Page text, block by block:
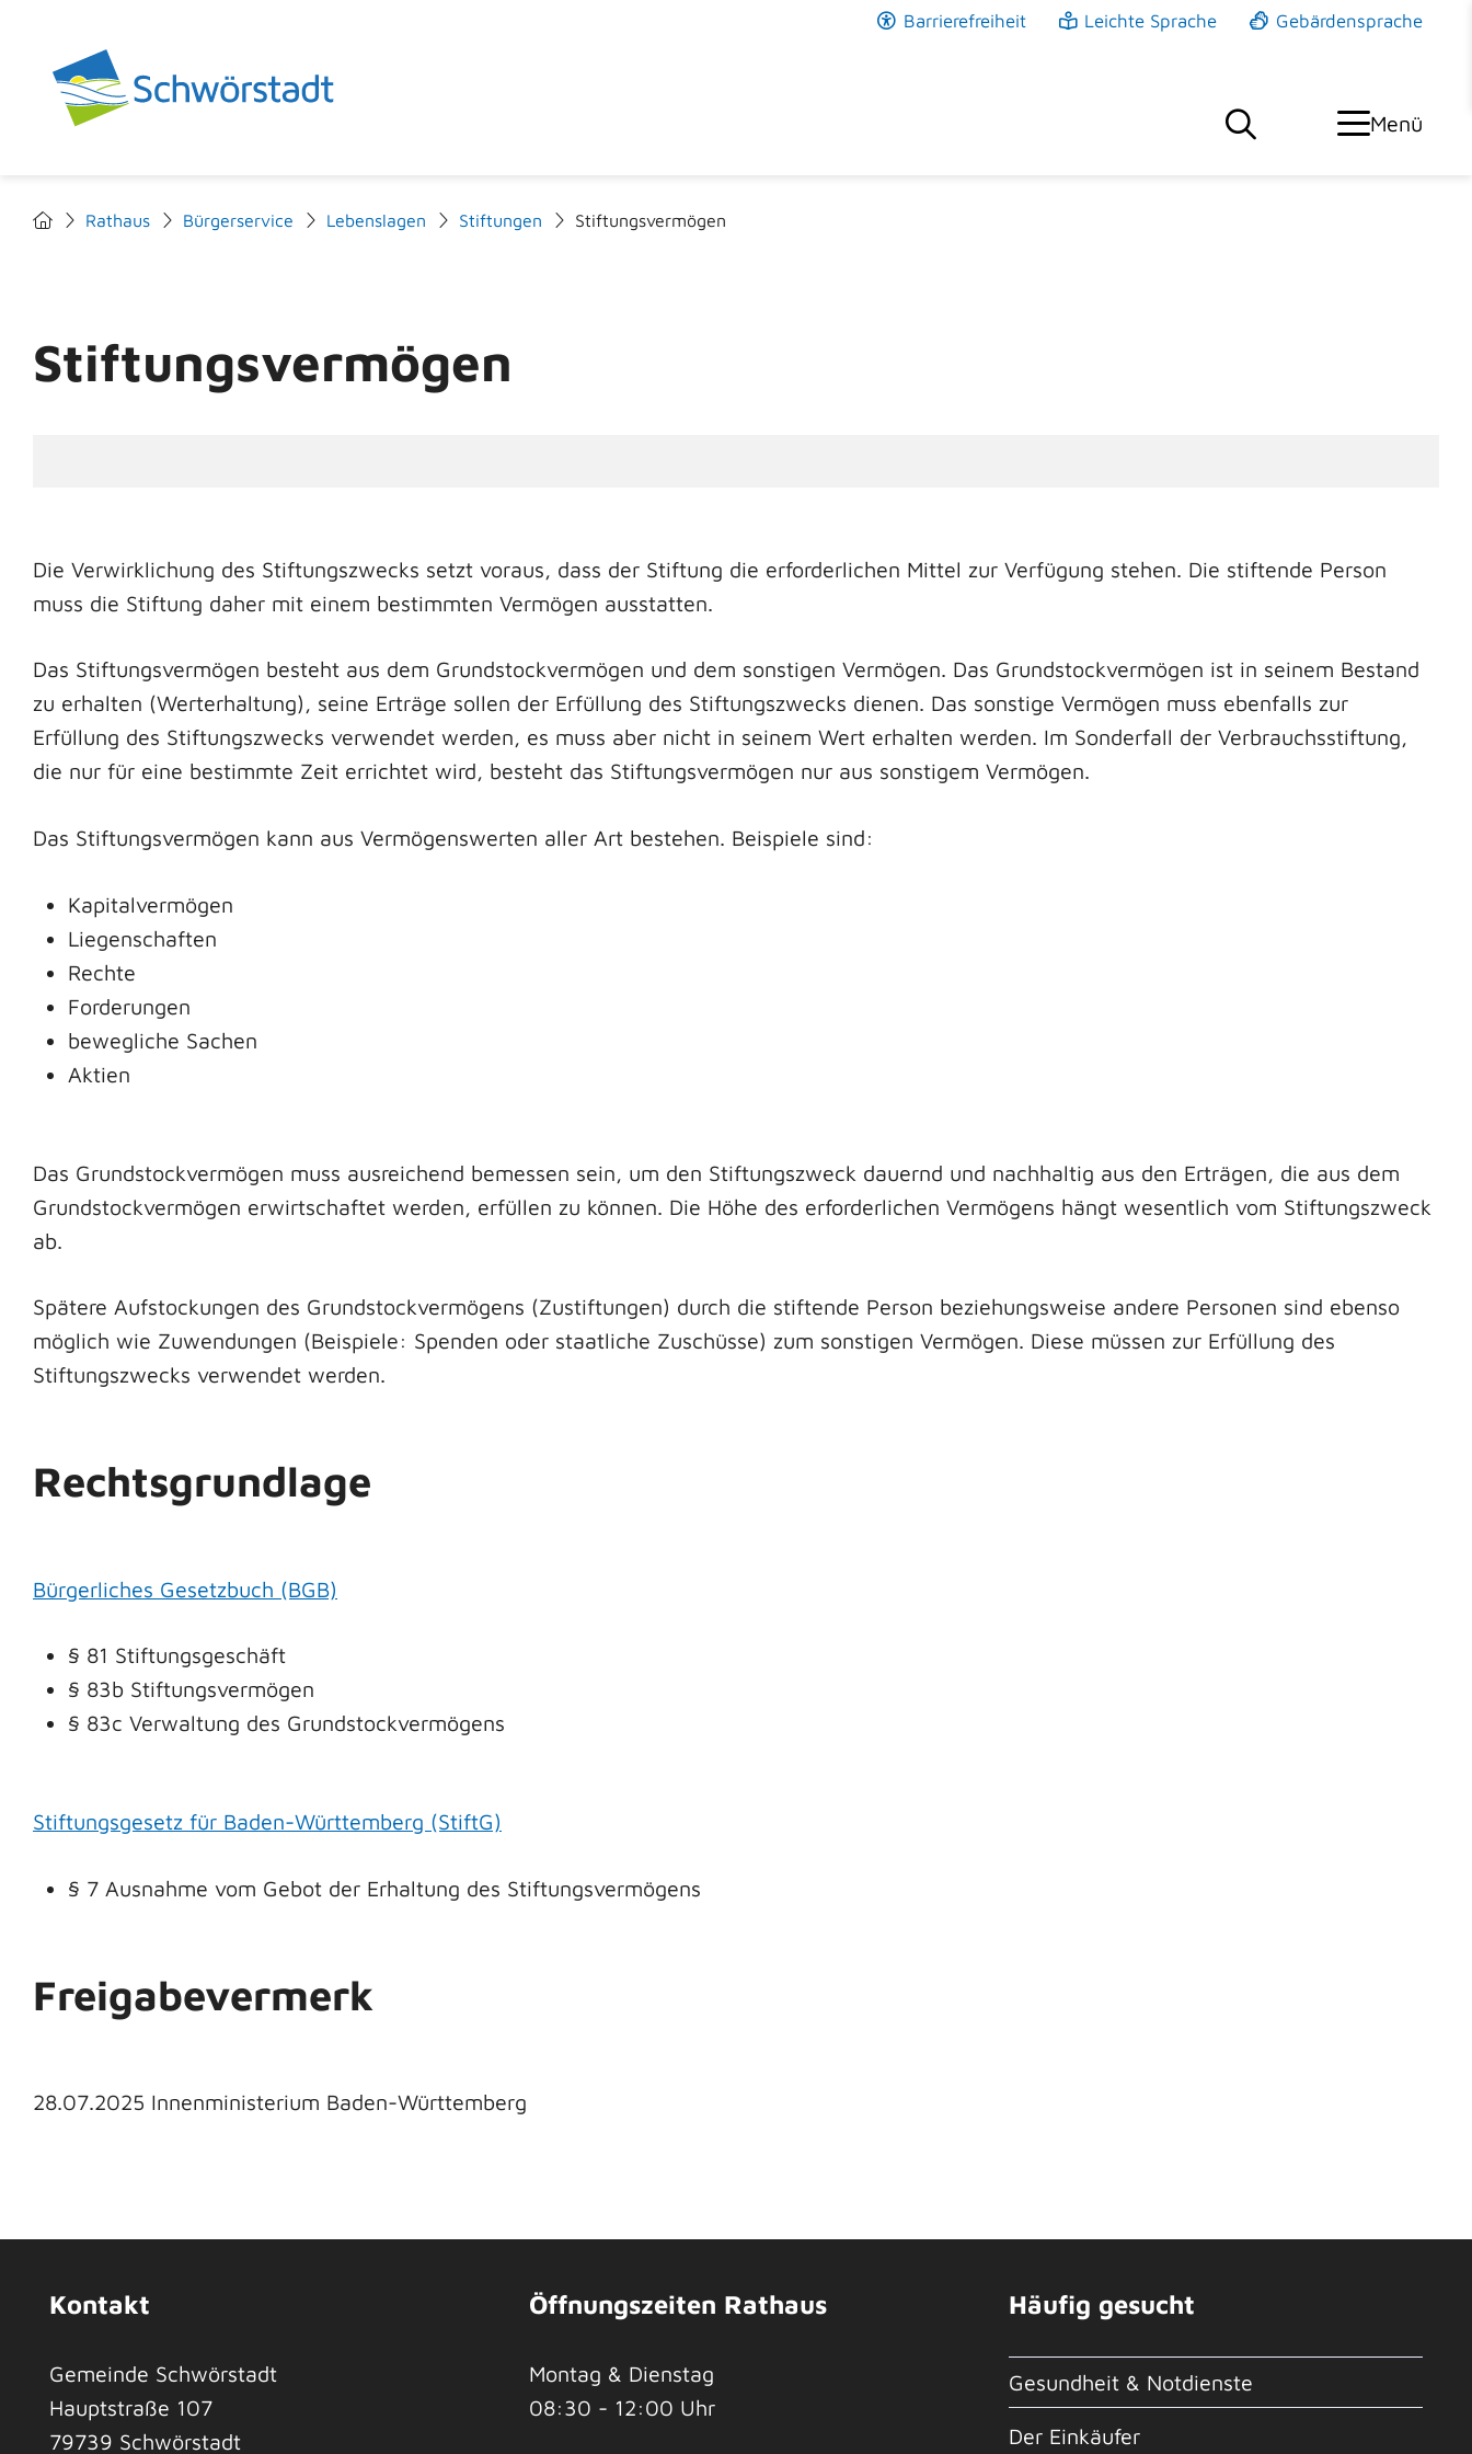
Barrierefreiheit Leichte Sprache Gebärdensprache
Menü
Rathaus Bürgerservice Lebenslagen Stiftungen Stiftungsvermögen
Stiftungsvermögen
Die Verwirklichung des Stiftungszwecks setzt voraus, dass der Stiftung die erforderlichen Mittel zur Verfügung stehen. Die stiftende Person
muss die Stiftung daher mit einem bestimmten Vermögen ausstatten.
Das Stiftungsvermögen besteht aus dem Grundstockvermögen und dem sonstigen Vermögen. Das Grundstockvermögen ist in seinem Bestand
zu erhalten (Werterhaltung), seine Erträge sollen der Erfüllung des Stiftungszwecks dienen. Das sonstige Vermögen muss ebenfalls zur
Erfüllung des Stiftungszwecks verwendet werden, es muss aber nicht in seinem Wert erhalten werden. Im Sonderfall der Verbrauchsstiftung,
die nur für eine bestimmte Zeit errichtet wird, besteht das Stiftungsvermögen nur aus sonstigem Vermögen.
Das Stiftungsvermögen kann aus Vermögenswerten aller Art bestehen. Beispiele sind:
Kapitalvermögen
Liegenschaften
Rechte
Forderungen
bewegliche Sachen
Aktien
Das Grundstockvermögen muss ausreichend bemessen sein, um den Stiftungszweck dauernd und nachhaltig aus den Erträgen, die aus dem
Grundstockvermögen erwirtschaftet werden, erfüllen zu können. Die Höhe des erforderlichen Vermögens hängt wesentlich vom Stiftungszweck
ab.
Spätere Aufstockungen des Grundstockvermögens (Zustiftungen) durch die stiftende Person beziehungsweise andere Personen sind ebenso
möglich wie Zuwendungen (Beispiele: Spenden oder staatliche Zuschüsse) zum sonstigen Vermögen. Diese müssen zur Erfüllung des
Stiftungszwecks verwendet werden.
Rechtsgrundlage
Bürgerliches Gesetzbuch (BGB)
§ 81 Stiftungsgeschäft
§ 83b Stiftungsvermögen
§ 83c Verwaltung des Grundstockvermögens
Stiftungsgesetz für Baden-Württemberg (StiftG)
§ 7 Ausnahme vom Gebot der Erhaltung des Stiftungsvermögens
Freigabevermerk
28.07.2025 Innenministerium Baden-Württemberg
Kontakt
Gemeinde Schwörstadt
Hauptstraße 107
79739 Schwörstadt
Öffnungszeiten Rathaus
Montag & Dienstag
08:30 - 12:00 Uhr
Häufig gesucht
Gesundheit & Notdienste
Der Einkäufer